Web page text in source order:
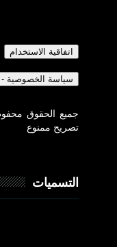
تصريح ممنوع
التسميات